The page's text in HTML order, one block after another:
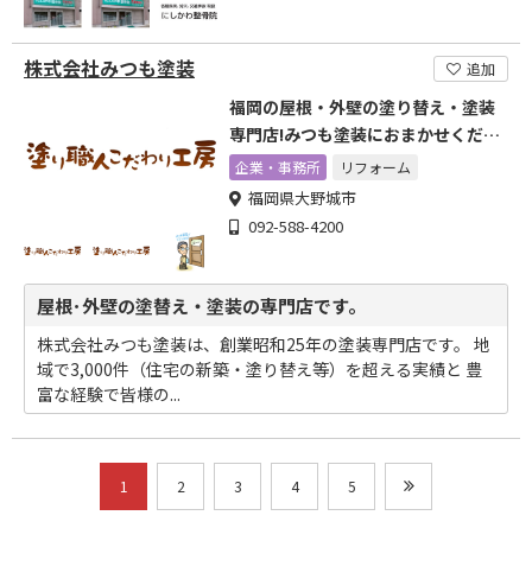
株式会社みつも塗装 追加
福岡の屋根・外壁の塗り替え・塗装
専門店!みつも塗装におまかせくださ
い企業・事務所 リフォーム
福岡県大野城市
092-588-4200
屋根･外壁の塗替え・塗装の専門店です。
株式会社みつも塗装は、創業昭和25年の塗装専門店です。 地
域で3,000件（住宅の新築・塗り替え等）を超える実績と 豊
富な経験で皆様の...
1 2 3 4 5